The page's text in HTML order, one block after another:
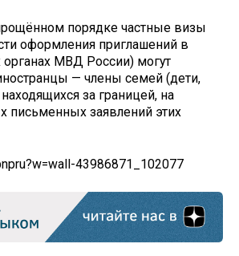
порядке частные визы
оформления приглашений в
органах МВД России) могут
— члены семей (дети,
за границей, на
письменных заявлений этих
43986871_102077